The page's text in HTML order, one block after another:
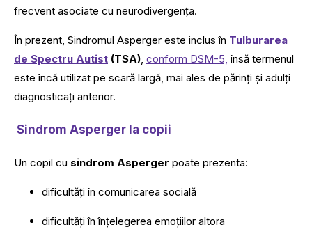
frecvent asociate cu neurodivergența.
În prezent, Sindromul Asperger este inclus în Tulburarea
de Spectru Autist (TSA), conform DSM-5, însă termenul
este încă utilizat pe scară largă, mai ales de părinți și adulți
diagnosticați anterior.
Sindrom Asperger la copii
Un copil cu sindrom Asperger poate prezenta:
dificultăți în comunicarea socială
dificultăți în înțelegerea emoțiilor altora